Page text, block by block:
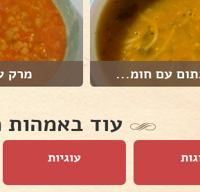
עם חומ... מרק
עוד
עוגיות